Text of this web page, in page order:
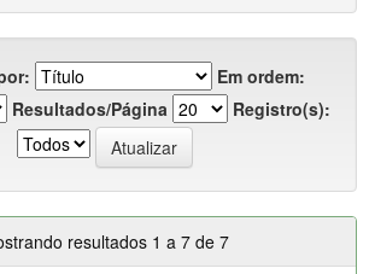
Em ordem:
Resultados/Página
Registro(s):
resultados 1 a 7 de 7